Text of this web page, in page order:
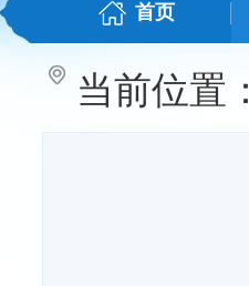
首页
当前位置：